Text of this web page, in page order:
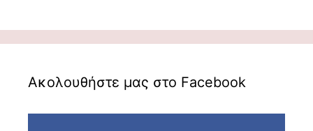
Ακολουθήστε μας στο Facebook